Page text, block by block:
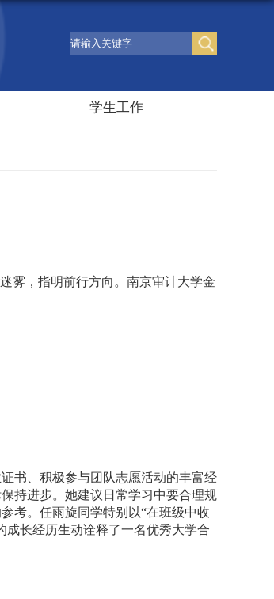
学生工作
雾，指明前行方向。南京审计大学金
书、积极参与团队志愿活动的丰富经
持进步。她建议日常学习中要合理规
考。任雨旋同学特别以“在班级中收
长经历生动诠释了一名优秀大学合